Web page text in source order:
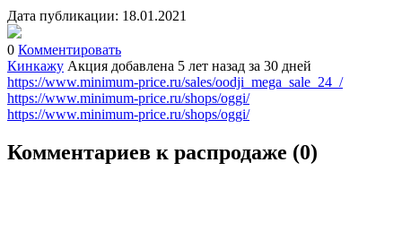
Дата публикации: 18.01.2021
0 Комментировать
Кинкажу Акция добавлена 5 лет назад за 30 дней
https://www.minimum-price.ru/sales/oodji_mega_sale_24_/
https://www.minimum-price.ru/shops/oggi/
https://www.minimum-price.ru/shops/oggi/
Комментариев к распродаже (0)